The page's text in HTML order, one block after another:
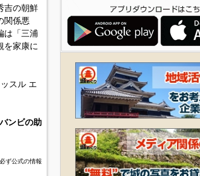
吉の朝鮮
関係悪
は「三浦
を家康に
スル エ
ンビの助
ず公式の情報